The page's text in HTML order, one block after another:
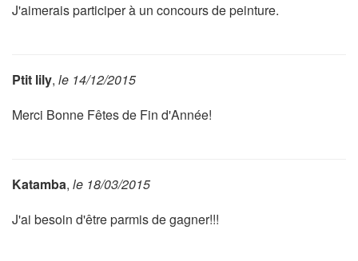
J'aimerais participer à un concours de peinture.
Ptit lily, le 14/12/2015
Merci Bonne Fêtes de Fin d'Année!
Katamba, le 18/03/2015
J'ai besoin d'être parmis de gagner!!!